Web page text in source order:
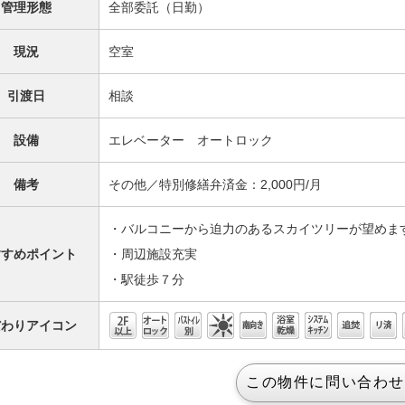
管理形態 全部委託（日勤）
現況 空室
引渡日 相談
設備 エレベーター オートロック
備考 その他／特別修繕弁済金：2,000円/月
めポイント
・バルコニーから迫力のあるスカイツリーが望めま
・周辺施設充実
・駅徒歩７分
りアイコン